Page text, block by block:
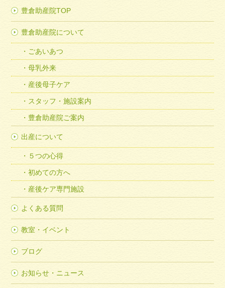
豊倉助産院TOP
豊倉助産院について
ごあいあつ
母乳外来
産後母子ケア
スタッフ・施設案内
豊倉助産院ご案内
出産について
５つの心得
初めての方へ
産後ケア専門施設
よくある質問
教室・イベント
ブログ
お知らせ・ニュース